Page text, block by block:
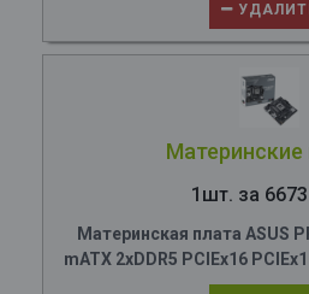
1шт. за
Материнская плата ASUS
mATX 2xDDR5 PCIEx16